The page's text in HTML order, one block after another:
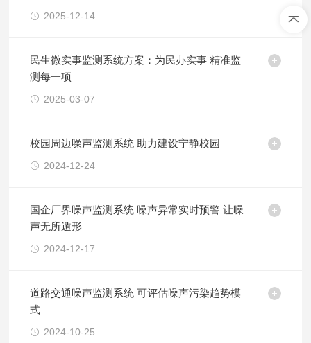
2025-12-14
民生微实事监测系统方案：为民办实事 精准监
测每一项
2025-03-07
校园周边噪声监测系统 助力建设宁静校园
2024-12-24
国企厂界噪声监测系统 噪声异常实时预警 让噪
声无所遁形
2024-12-17
​道路交通噪声监测系统 可评估噪声污染趋势模
式
2024-10-25